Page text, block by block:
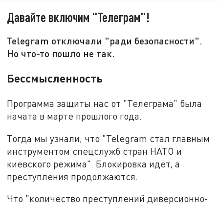
Давайте включим "Телеграм"!
Telegram отключали "ради безопасности".
Но что-то пошло не так.
Бессмысленность
Программа защиты нас от "Телеграма" была
начата в марте прошлого года.
Тогда мы узнали, что "Telegram стал главным
инструментом спецслужб стран НАТО и
киевского режима". Блокировка идёт, а
преступления продолжаются.
Что "количество преступлений диверсионно-